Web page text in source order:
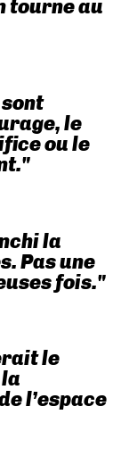
tourne au
le
ou le
la
Pas une
fois."
le
l’espace